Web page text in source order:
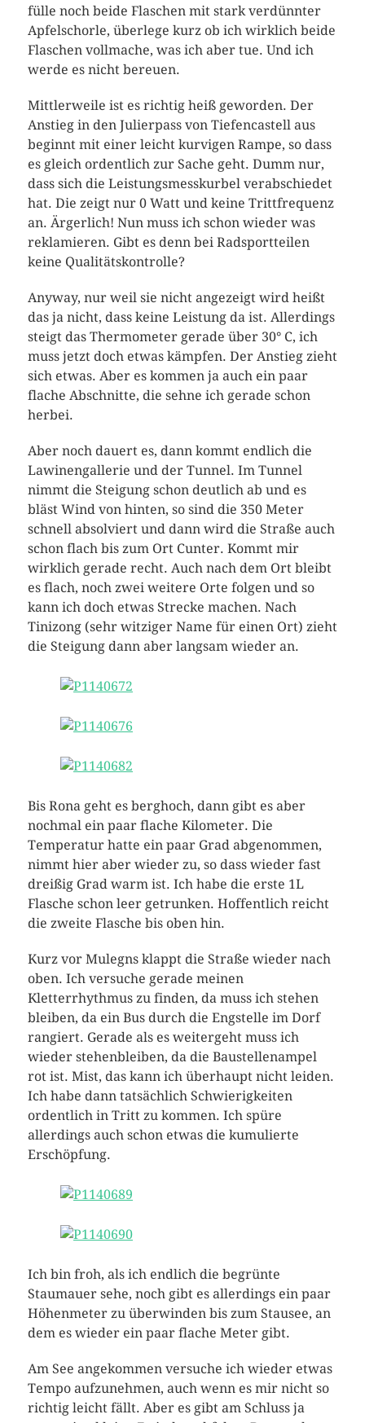
fülle noch beide Flaschen mit stark verdünnter
Apfelschorle, überlege kurz ob ich wirklich beide
Flaschen vollmache, was ich aber tue. Und ich
werde es nicht bereuen.
Mittlerweile ist es richtig heiß geworden. Der
Anstieg in den Julierpass von Tiefencastell aus
beginnt mit einer leicht kurvigen Rampe, so dass
es gleich ordentlich zur Sache geht. Dumm nur,
dass sich die Leistungsmesskurbel verabschiedet
hat. Die zeigt nur 0 Watt und keine Trittfrequenz
an. Ärgerlich! Nun muss ich schon wieder was
reklamieren. Gibt es denn bei Radsportteilen
keine Qualitätskontrolle?
Anyway, nur weil sie nicht angezeigt wird heißt
das ja nicht, dass keine Leistung da ist. Allerdings
steigt das Thermometer gerade über 30° C, ich
muss jetzt doch etwas kämpfen. Der Anstieg zieht
sich etwas. Aber es kommen ja auch ein paar
flache Abschnitte, die sehne ich gerade schon
herbei.
Aber noch dauert es, dann kommt endlich die
Lawinengallerie und der Tunnel. Im Tunnel
nimmt die Steigung schon deutlich ab und es
bläst Wind von hinten, so sind die 350 Meter
schnell absolviert und dann wird die Straße auch
schon flach bis zum Ort Cunter. Kommt mir
wirklich gerade recht. Auch nach dem Ort bleibt
es flach, noch zwei weitere Orte folgen und so
kann ich doch etwas Strecke machen. Nach
Tinizong (sehr witziger Name für einen Ort) zieht
die Steigung dann aber langsam wieder an.
Bis Rona geht es berghoch, dann gibt es aber
nochmal ein paar flache Kilometer. Die
Temperatur hatte ein paar Grad abgenommen,
nimmt hier aber wieder zu, so dass wieder fast
dreißig Grad warm ist. Ich habe die erste 1L
Flasche schon leer getrunken. Hoffentlich reicht
die zweite Flasche bis oben hin.
Kurz vor Mulegns klappt die Straße wieder nach
oben. Ich versuche gerade meinen
Kletterrhythmus zu finden, da muss ich stehen
bleiben, da ein Bus durch die Engstelle im Dorf
rangiert. Gerade als es weitergeht muss ich
wieder stehenbleiben, da die Baustellenampel
rot ist. Mist, das kann ich überhaupt nicht leiden.
Ich habe dann tatsächlich Schwierigkeiten
ordentlich in Tritt zu kommen. Ich spüre
allerdings auch schon etwas die kumulierte
Erschöpfung.
Ich bin froh, als ich endlich die begrünte
Staumauer sehe, noch gibt es allerdings ein paar
Höhenmeter zu überwinden bis zum Stausee, an
dem es wieder ein paar flache Meter gibt.
Am See angekommen versuche ich wieder etwas
Tempo aufzunehmen, auch wenn es mir nicht so
richtig leicht fällt. Aber es gibt am Schluss ja